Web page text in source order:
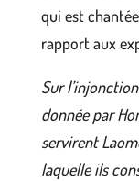
qui est
rapport aux
Sur
donnée par
servirent
laquelle ils